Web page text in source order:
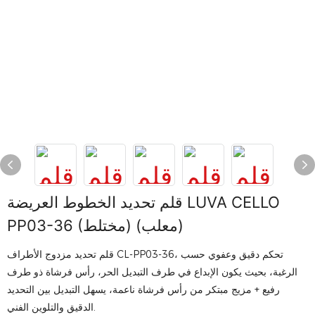
قلم تحديد الخطوط العريضة LUVA CELLO
PP03-36 (مختلط) (معلب)
قلم تحديد مزدوج الأطراف CL-PP03-36، تحكم دقيق وعفوي حسب
الرغبة، بحيث يكون الإبداع في طرف التبديل الحر، رأس فرشاة ذو طرف
رفيع + مزيج مبتكر من رأس فرشاة ناعمة، يسهل التبديل بين التحديد
الدقيق والتلوين الفني.